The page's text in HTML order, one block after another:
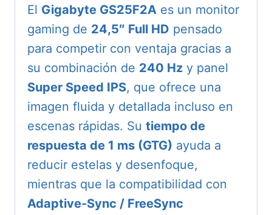
El Gigabyte GS25F2A es un monitor
gaming de 24,5″ Full HD pensado
para competir con ventaja gracias a
su combinación de 240 Hz y panel
Super Speed IPS, que ofrece una
imagen fluida y detallada incluso en
escenas rápidas. Su tiempo de
respuesta de 1 ms (GTG) ayuda a
reducir estelas y desenfoque,
mientras que la compatibilidad con
Adaptive-Sync / FreeSync